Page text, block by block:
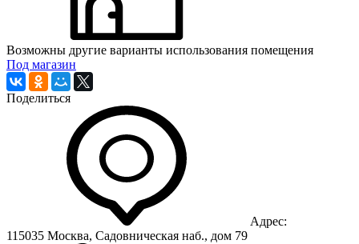
Возможны другие варианты использования помещения
Под магазин
Поделиться
Адрес:
115035 Москва, Садовническая наб., дом 79